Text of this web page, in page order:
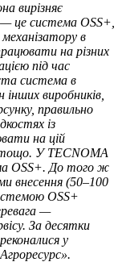
вирізняє
— це система OSS+,
в
на різних
під час
система в
виробників,
правильно
із
на цій
тощо. У TECNOMA
OSS+. До того ж
внесення (50–100
ОSS+
—
За десятки
у